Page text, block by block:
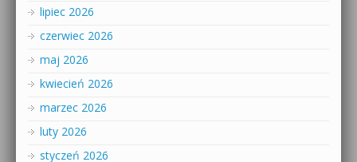
lipiec 2026
czerwiec 2026
maj 2026
kwiecień 2026
marzec 2026
luty 2026
styczeń 2026